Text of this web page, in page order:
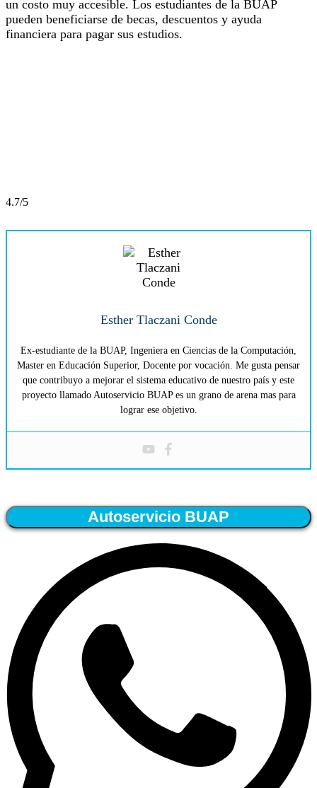
un costo muy accesible. Los estudiantes de la BUAP
pueden beneficiarse de becas, descuentos y ayuda
financiera para pagar sus estudios.
4.7/5
Esther Tlaczani Conde
Ex-estudiante de la BUAP, Ingeniera en Ciencias de la Computación,
Master en Educación Superior, Docente por vocación. Me gusta pensar
que contribuyo a mejorar el sistema educativo de nuestro país y este
proyecto llamado Autoservicio BUAP es un grano de arena mas para
lograr ese objetivo.
Autoservicio BUAP